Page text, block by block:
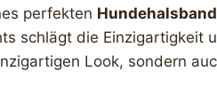
perfekten
schlägt die Einzigartigkeit
Look, sondern